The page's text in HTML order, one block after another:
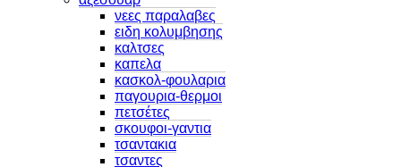
νεες παραλαβες
ειδη κολυμβησης
καλτσες
καπελα
κασκολ-φουλαρια
παγουρια-θερμοι
πετσέτες
σκουφοι-γαντια
τσαντακια
τσαντες